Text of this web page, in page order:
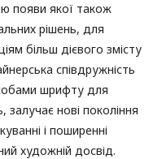
появи якої також
рішень, для
більш дієвого змісту
співдружність
шрифту для
нові покоління
і поширенні
художній досвід.